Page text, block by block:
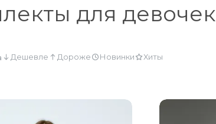
для девочек
Дешевле Дороже Новинки Хиты